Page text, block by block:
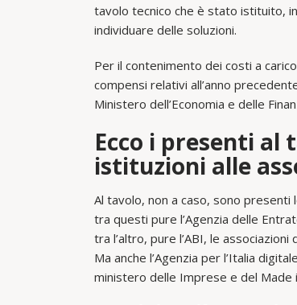
tavolo tecnico che è stato istituito,
individuare delle soluzioni.
Per il contenimento dei costi a
compensi relativi all’anno
Ministero dell’Economia e delle
Ecco i presenti
istituzioni alle
Al tavolo, non a caso, sono
tra questi pure l’Agenzia delle
tra l’altro, pure l’ABI, le associazioni
Ma anche l’Agenzia per l’Italia
ministero delle Imprese e del Made